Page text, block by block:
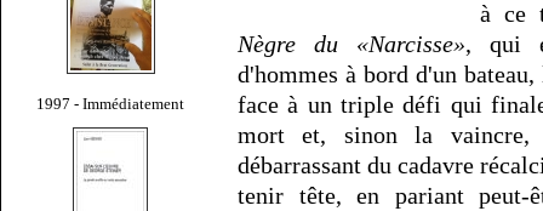
1997 - Immédiatement
à ce
Nègre du «Narcisse», qui
d'hommes à bord d'un
face à un triple défi qui
mort et, sinon la vaincre,
débarrassant du cadavre
tenir tête, en pariant peut-